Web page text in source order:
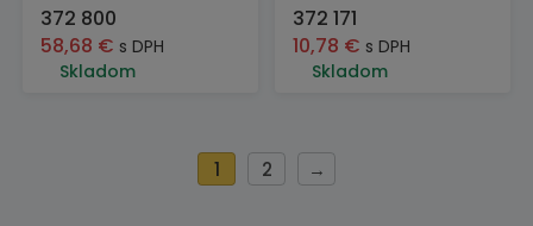
372 800
58,68 € s DPH
Skladom
372 171
10,78 € s DPH
Skladom
1 2 →